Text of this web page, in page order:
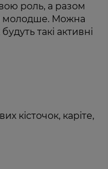
роль, а разом
молодше. Можна
такі активні
кісточок, каріте,